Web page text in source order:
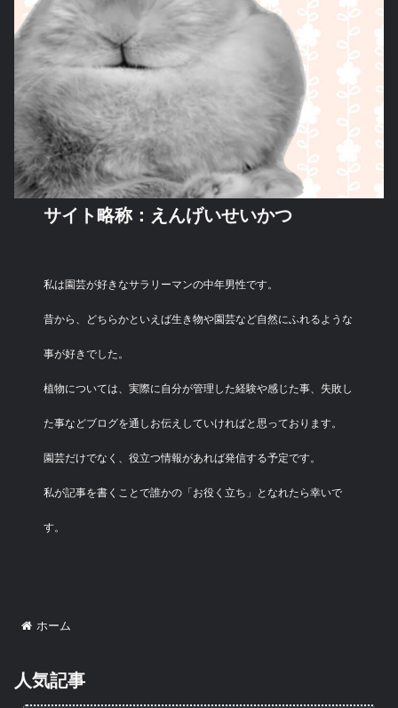
サイト略称：えんげいせいかつ
私は園芸が好きなサラリーマンの中年男性です。
昔から、どちらかといえば生き物や園芸など自然にふれるような
事が好きでした。
植物については、実際に自分が管理した経験や感じた事、失敗し
た事などブログを通しお伝えしていければと思っております。
園芸だけでなく、役立つ情報があれば発信する予定です。
私が記事を書くことで誰かの「お役く立ち」となれたら幸いで
す。
ホーム
人気記事